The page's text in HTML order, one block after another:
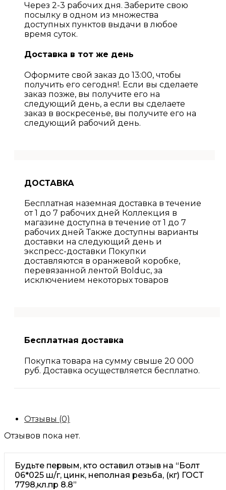
Через 2-3 рабочих дня. Заберите свою
посылку в одном из множества
доступных пунктов выдачи в любое
время суток.
Доставка в тот же день
Оформите свой заказ до 13:00, чтобы
получить его сегодня!. Если вы сделаете
заказ позже, вы получите его на
следующий день, а если вы сделаете
заказ в воскресенье, вы получите его на
следующий рабочий день.
ДОСТАВКА
Бесплатная наземная доставка в течение
от 1 до 7 рабочих дней Коллекция в
магазине доступна в течение от 1 до 7
рабочих дней Также доступны варианты
доставки на следующий день и
экспресс-доставки Покупки
доставляются в оранжевой коробке,
перевязанной лентой Bolduc, за
исключением некоторых товаров
Бесплатная доставка
Покупка товара на сумму свыше 20 000
руб. Доставка осуществляется бесплатно.
Отзывы (0)
Отзывов пока нет.
Будьте первым, кто оставил отзыв на “Болт
06*025 ш/г, цинк, неполная резьба, (кг) ГОСТ
7798,кл.пр 8.8”